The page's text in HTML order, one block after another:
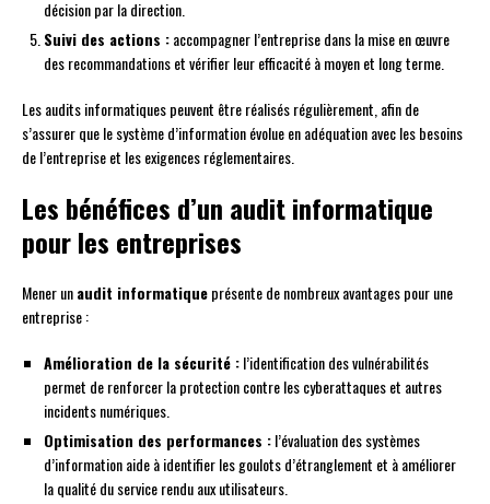
décision par la direction.
Suivi des actions :accompagner l’entreprise dans la mise en œuvre
des recommandations et vérifier leur efficacité à moyen et long terme.
Les audits informatiques peuvent être réalisés régulièrement, afin de
s’assurer que le système d’information évolue en adéquation avec les besoins
de l’entreprise et les exigences réglementaires.
Les bénéfices d’un audit informatique
pour les entreprises
Mener unaudit informatiqueprésente de nombreux avantages pour une
entreprise :
Amélioration de la sécurité :l’identification des vulnérabilités
permet de renforcer la protection contre les cyberattaques et autres
incidents numériques.
Optimisation des performances :l’évaluation des systèmes
d’information aide à identifier les goulots d’étranglement et à améliorer
la qualité du service rendu aux utilisateurs.